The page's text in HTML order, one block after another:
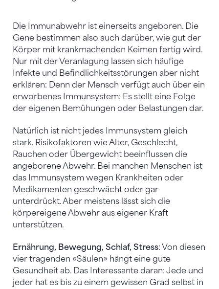
Die Immunabwehr ist einerseits angeboren. Die
Gene bestimmen also auch darüber, wie gut der
Körper mit krankmachenden Keimen fertig wird.
Nur mit der Veranlagung lassen sich häufige
Infekte und Befindlichkeitsstörungen aber nicht
erklären: Denn der Mensch verfügt auch über ein
erworbenes Immunsystem: Es stellt eine Folge
der eigenen Bemühungen oder Belastungen dar.
Natürlich ist nicht jedes Immunsystem gleich
stark. Risikofaktoren wie Alter, Geschlecht,
Rauchen oder Übergewicht beeinflussen die
angeborene Abwehr. Bei manchen Menschen ist
das Immunsystem wegen Krankheiten oder
Medikamenten geschwächt oder gar
unterdrückt. Aber meistens lässt sich die
körpereigene Abwehr aus eigener Kraft
unterstützen.
Ernährung, Bewegung, Schlaf, Stress: Von diesen
vier tragenden «Säulen» hängt eine gute
Gesundheit ab. Das Interessante daran: Jede und
jeder hat es bis zu einem gewissen Grad selbst in